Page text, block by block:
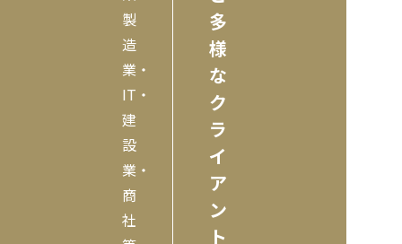
製
造
業・
IT・
建
設
業・
商
社
多
様
な
ク
ラ
イ
ア
ン
ト